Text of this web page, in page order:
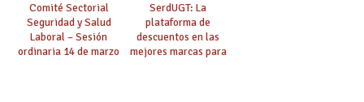
Comité Sectorial
Seguridad y Salud
Laboral – Sesión
ordinaria 14 de marzo
SerdUGT: La
plataforma de
descuentos en las
mejores marcas para